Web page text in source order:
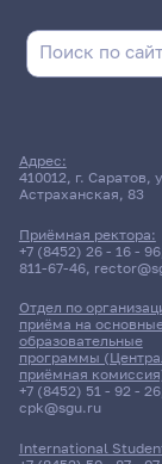
Адрес:
410012, г. Саратов,
Астраханская, 83
Приёмная ректора:
+7 (8452) 26 - 16 - 96,
811-67-46,
Отдел по
приёма на
образовательные
программы
приёмная
+7 (8452) 51 - 92 - 26
cpk@sgu.ru
International